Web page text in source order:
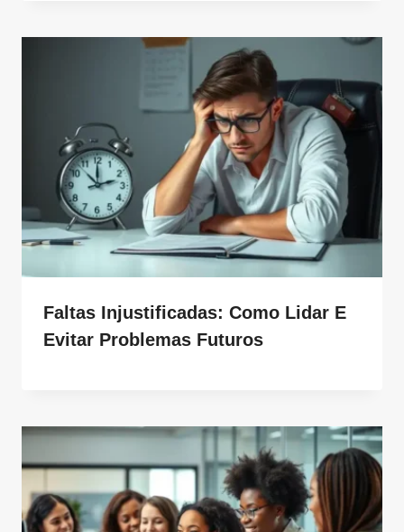
Faltas Injustificadas: Como Lidar E
Evitar Problemas Futuros